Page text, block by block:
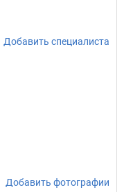
Добавить специалиста
Добавить фотографии